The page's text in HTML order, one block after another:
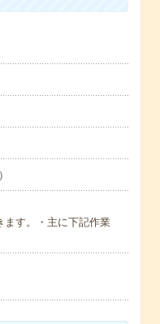
ます。・主に下記作業